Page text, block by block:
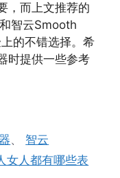
，而上文推荐的
智云Smooth
的不错选择。希
时提供一些参考
、 智云
女人都有哪些表